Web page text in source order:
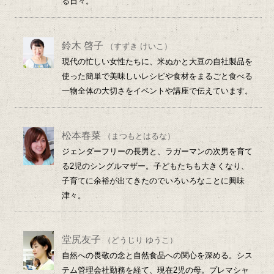
鈴木 啓子
（すずき けいこ）
現代の忙しい女性たちに、米ぬかと大豆の自社製品を
使った簡単で美味しいレシピや食材をまるごと食べる
一物全体の大切さをイベントや講座で伝えています。
松本春菜
（まつもとはるな）
ジェンダーフリーの長男と、ラガーマンの次男を育て
る2児のシングルマザー。子どもたちも大きくなり、
子育てに余裕が出てきたのでいろいろなことに興味
津々。
堂尻友子
（どうじり ゆうこ）
自然への畏敬の念と自然食品への関心を深める。シス
テム管理会社勤務を経て、現在2児の母。プレマシャ